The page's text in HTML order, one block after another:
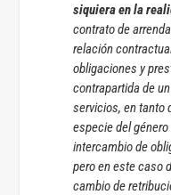
siquiera en la
contrato de
relación
obligaciones y
contrapartida de
servicios, en tanto
especie del
intercambio de
pero en este caso
cambio de